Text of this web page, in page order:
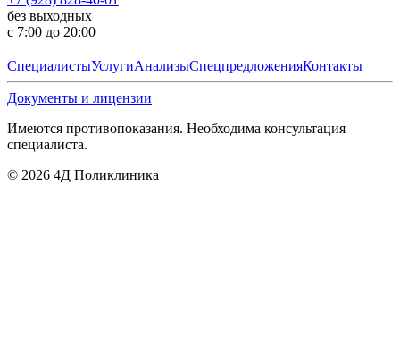
без выходных
с 7:00 до 20:00
СпециалистыУслугиАнализыСпецпредложенияКонтакты
Документы и лицензии
Имеются противопоказания. Необходима консультация
специалиста.
© 2026 4Д Поликлиника